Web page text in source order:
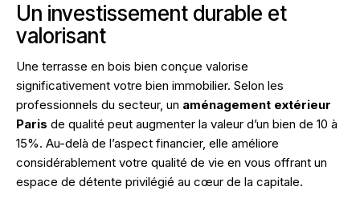
Un investissement durable et
valorisant
Une terrasse en bois bien conçue valorise
significativement votre bien immobilier. Selon les
professionnels du secteur, un aménagement extérieur
Paris de qualité peut augmenter la valeur d’un bien de 10 à
15%. Au-delà de l’aspect financier, elle améliore
considérablement votre qualité de vie en vous offrant un
espace de détente privilégié au cœur de la capitale.